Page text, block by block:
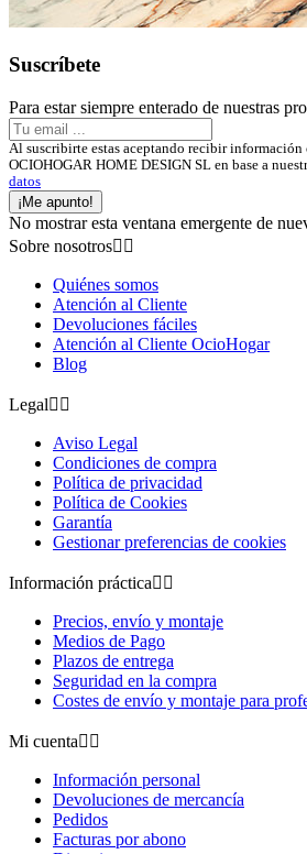
Suscríbete
Para estar siempre enterado de nuestras
Al suscribirte estas aceptando recibir información
OCIOHOGAR HOME DESIGN SL en base a
datos
¡Me apunto!
No mostrar esta ventana emergente de
Sobre nosotros 
Quiénes somos
Atención al Cliente
Devoluciones fáciles
Atención al Cliente OcioHogar
Blog
Legal 
Aviso Legal
Condiciones de compra
Política de privacidad
Política de Cookies
Garantía
Gestionar preferencias de cookies
Información práctica 
Precios, envío y montaje
Medios de Pago
Plazos de entrega
Seguridad en la compra
Costes de envío y montaje para
Mi cuenta 
Información personal
Devoluciones de mercancía
Pedidos
Facturas por abono